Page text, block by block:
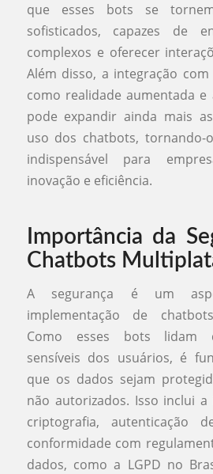
que esses bots se
sofisticados, capazes de
complexos e oferecer
Além disso, a integração
como realidade aumentada e
pode expandir ainda mais
uso dos chatbots, tornando-
indispensável para
inovação e eficiência.
Importância da
Chatbots
A segurança é um
implementação de
Como esses bots lidam
sensíveis dos usuários, é
que os dados sejam
não autorizados. Isso inclui
criptografia, autenticação
conformidade com
dados, como a LGPD no